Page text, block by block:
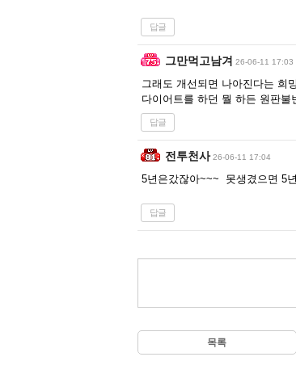
답글
그만먹고남겨 26-06-11 17:03
그래도 개선되면 나아진다는 희
다이어트를 하던 뭘 하든 원판불
답글
전투천사 26-06-11 17:04
5년은갔잖아~~~ 못생겼으면 5
답글
목록